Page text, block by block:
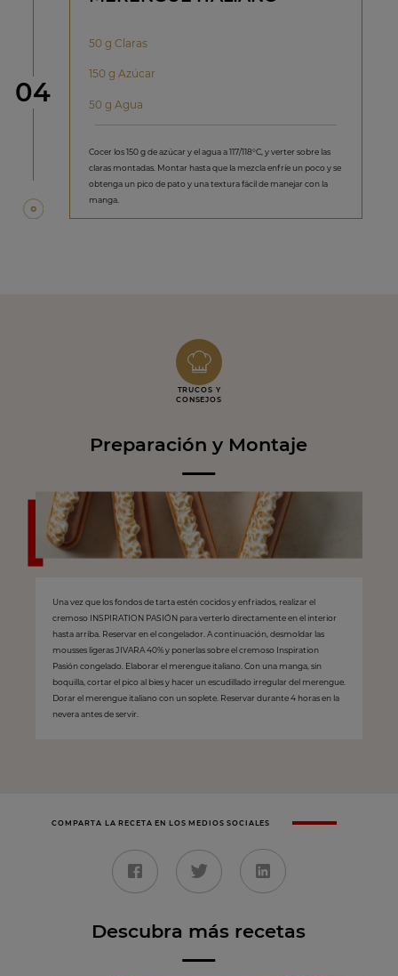
Paso
04
50 g Claras
150 g Azúcar
50 g Agua
Cocer los 150 g de azúcar y el agua a 117/118°C, y verter sobre las
claras montadas. Montar hasta que la mezcla enfríe un poco y se
obtenga un pico de pato y una textura fácil de manejar con la
manga.
TRUCOS Y
CONSEJOS
Preparación y Montaje
Una vez que los fondos de tarta estén cocidos y enfriados, realizar el
cremoso INSPIRATION PASIÓN para verterlo directamente en el interior
hasta arriba. Reservar en el congelador. A continuación, desmoldar las
mousses ligeras JIVARA 40% y ponerlas sobre el cremoso Inspiration
Pasión congelado. Elaborar el merengue italiano. Con una manga, sin
boquilla, cortar el pico al bies y hacer un escudillado irregular del merengue.
Dorar el merengue italiano con un soplete. Reservar durante 4 horas en la
nevera antes de servir.
COMPARTA LA RECETA EN LOS MEDIOS SOCIALES
Descubra más recetas